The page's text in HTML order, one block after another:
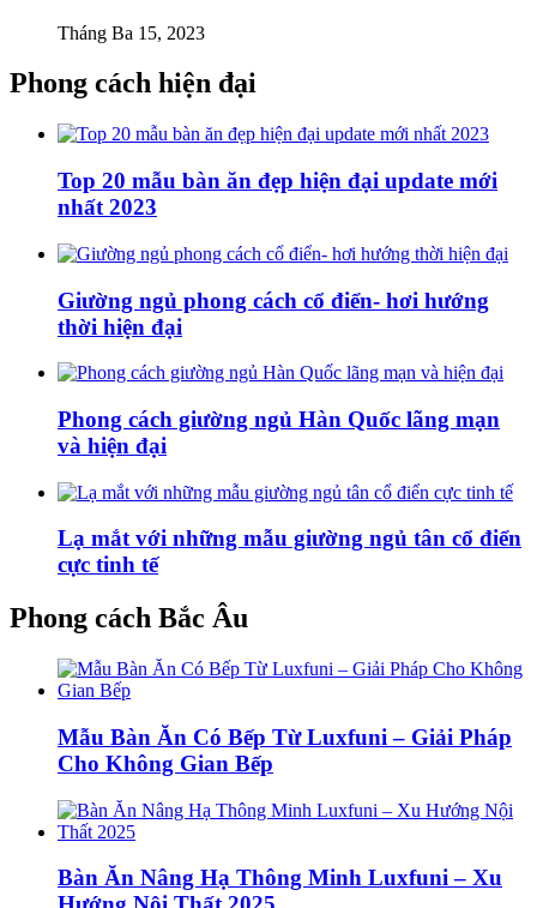
Tháng Ba 15, 2023
Phong cách hiện đại
Top 20 mẫu bàn ăn đẹp hiện đại update mới
nhất 2023
Giường ngủ phong cách cổ điển- hơi hướng
thời hiện đại
Phong cách giường ngủ Hàn Quốc lãng mạn
và hiện đại
Lạ mắt với những mẫu giường ngủ tân cổ điển
cực tinh tế
Phong cách Bắc Âu
Mẫu Bàn Ăn Có Bếp Từ Luxfuni – Giải Pháp
Cho Không Gian Bếp
Bàn Ăn Nâng Hạ Thông Minh Luxfuni – Xu